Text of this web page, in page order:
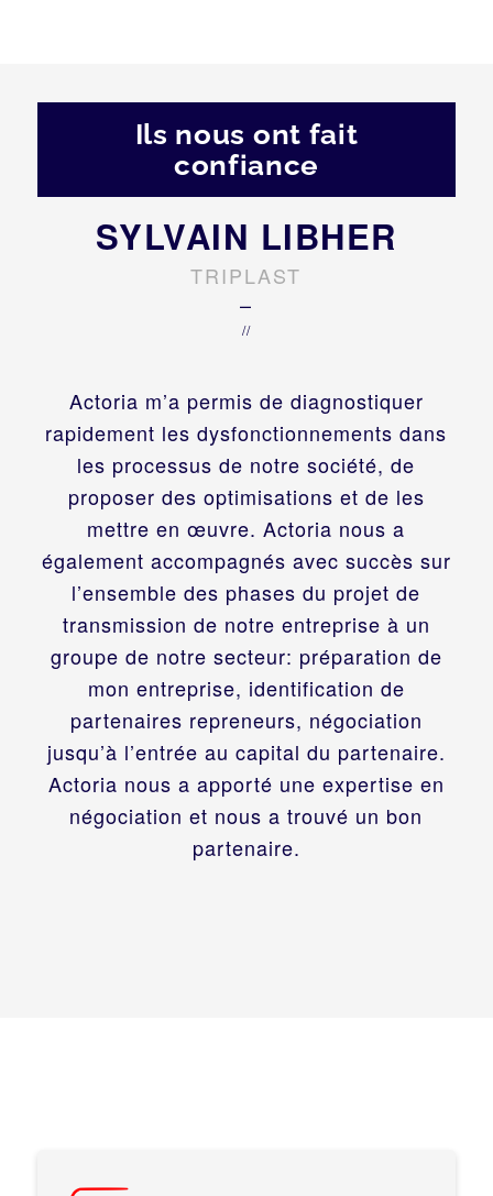
Ils nous ont fait
confiance
Actoria m’a permis de diagnostiquer
rapidement les dysfonctionnements dans
les processus de notre société, de
proposer des optimisations et de les
mettre en œuvre. Actoria nous a
également accompagnés avec succès sur
l’ensemble des phases du projet de
transmission de notre entreprise à un
groupe de notre secteur: préparation de
mon entreprise, identification de
partenaires repreneurs, négociation
jusqu’à l’entrée au capital du partenaire.
Actoria nous a apporté une expertise en
négociation et nous a trouvé un bon
partenaire.
SYLVAIN LIBHER
TRIPLAST
–
//